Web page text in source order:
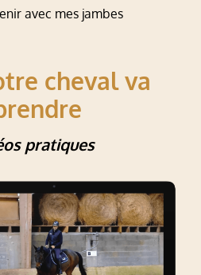
avec mes jambes
cheval va
pratiques